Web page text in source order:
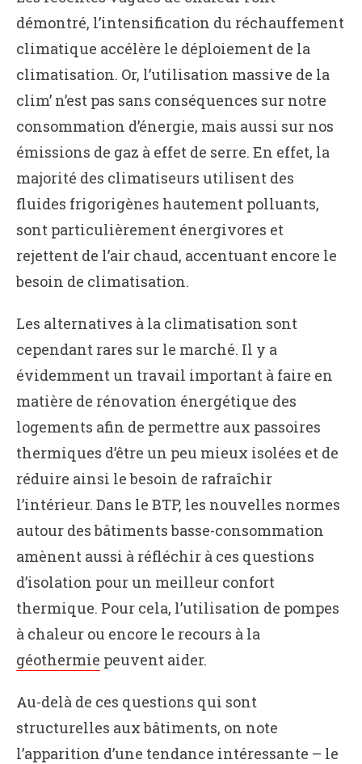
démontré, l’intensification du réchauffement
climatique accélère le déploiement de la
climatisation. Or, l’utilisation massive de la
clim’ n’est pas sans conséquences sur notre
consommation d’énergie, mais aussi sur nos
émissions de gaz à effet de serre. En effet, la
majorité des climatiseurs utilisent des
fluides frigorigènes hautement polluants,
sont particulièrement énergivores et
rejettent de l’air chaud, accentuant encore le
besoin de climatisation.
Les alternatives à la climatisation sont
cependant rares sur le marché. Il y a
évidemment un travail important à faire en
matière de rénovation énergétique des
logements afin de permettre aux passoires
thermiques d’être un peu mieux isolées et de
réduire ainsi le besoin de rafraîchir
l’intérieur. Dans le BTP, les nouvelles normes
autour des bâtiments basse-consommation
amènent aussi à réfléchir à ces questions
d’isolation pour un meilleur confort
thermique. Pour cela, l’utilisation de pompes
à chaleur ou encore le recours à la
géothermie peuvent aider.
Au-delà de ces questions qui sont
structurelles aux bâtiments, on note
l’apparition d’une tendance intéressante – le